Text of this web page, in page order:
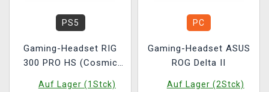
PS5
Gaming-Headset RIG
300 PRO HS (Cosmic
Auf Lager (1Stck)
PC
Gaming-Headset ASUS
ROG Delta II
Auf Lager (2Stck)